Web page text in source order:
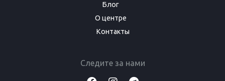
Блог
О центре
Контакты
Следите за нами